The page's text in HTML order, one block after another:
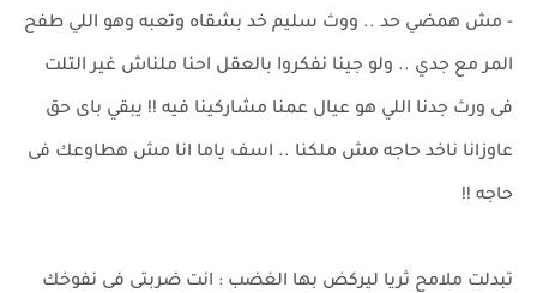
- مش همضي حد .. ووث سليم خد بشقاه وتعبه وهو اللي طفح
المر مع جدي .. ولو جينا نفكروا بالعقل احنا ملناش غير التلت
فى ورث جدنا اللي هو عيال عمنا مشاركينا فيه !! يبقي باى حق
عاوزانا ناخد حاجه مش ملكنا .. اسف ياما انا مش هطاوعك فى
حاجه !!
تبدلت ملامح ثريا ليركض بها الغضب : انت ضربتى فى نفوخك